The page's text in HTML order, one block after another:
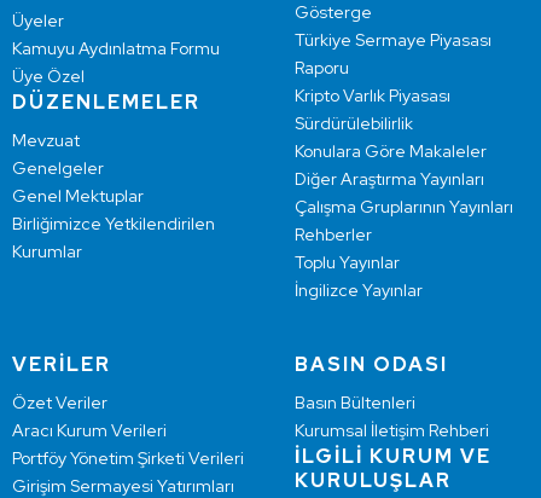
Üyeler
Kamuyu Aydınlatma Formu
Üye Özel
DÜZENLEMELER
Mevzuat
Genelgeler
Genel Mektuplar
Birliğimizce Yetkilendirilen
Kurumlar
Gösterge
Türkiye Sermaye Piyasası
Raporu
Kripto Varlık Piyasası
Sürdürülebilirlik
Konulara Göre Makaleler
Diğer Araştırma Yayınları
Çalışma Gruplarının Yayınları
Rehberler
Toplu Yayınlar
İngilizce Yayınlar
VERİLER
Özet Veriler
Aracı Kurum Verileri
Portföy Yönetim Şirketi Verileri
Girişim Sermayesi Yatırımları
BASIN ODASI
Basın Bültenleri
Kurumsal İletişim Rehberi
İLGİLİ KURUM VE
KURULUŞLAR